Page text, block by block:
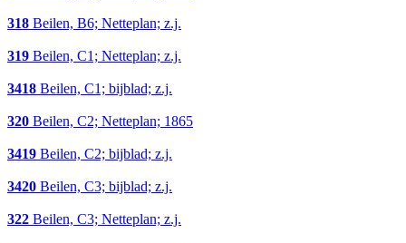
318 Beilen, B6; Netteplan; z.j.
319 Beilen, C1; Netteplan; z.j.
3418 Beilen, C1; bijblad; z.j.
320 Beilen, C2; Netteplan; 1865
3419 Beilen, C2; bijblad; z.j.
3420 Beilen, C3; bijblad; z.j.
322 Beilen, C3; Netteplan; z.j.